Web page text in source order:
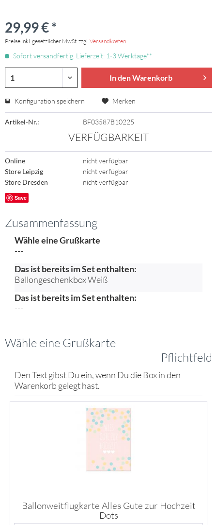
29,99 € *
Preise inkl. gesetzlicher MwSt. zzgl.Versandkosten
Sofort versandfertig, Lieferzeit: 1-3 Werktage**
In den Warenkorb
Konfiguration speichern Merken
Artikel-Nr.: BF03587B10225
VERFÜGBARKEIT
Online
nicht verfügbar
Store Leipzig
nicht verfügbar
Store Dresden
nicht verfügbar
Save
Zusammenfassung
Wähle eine Grußkarte
---
Das ist bereits im Set enthalten:
Ballongeschenkbox Weiß
Das ist bereits im Set enthalten:
---
Wähle eine Grußkarte
Pflichtfeld
Den Text gibst Du ein, wenn Du die Box in den
Warenkorb gelegt hast.
Ballonweitflugkarte Alles Gute zur Hochzeit
Dots